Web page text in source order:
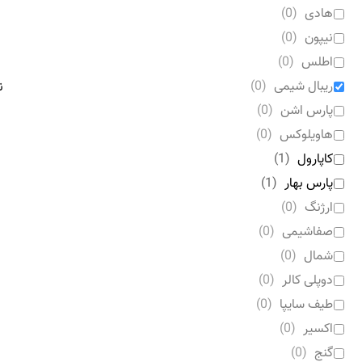
هادی (
0
)
نیپون (
0
)
اطلس (
0
)
ریبال شیمی (
0
)
پارس اشن (
0
)
هاویلوکس (
0
)
کاپارول (
1
)
پارس بهار (
1
)
ارژنگ (
0
)
صفاشیمی (
0
)
شمال (
0
)
دوپلی کالر (
0
)
طیف سایپا (
0
)
اکسیر (
0
)
گنج (
0
)